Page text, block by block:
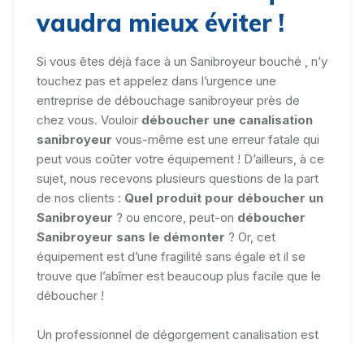
vaudra mieux éviter !
Si vous êtes déjà face à un Sanibroyeur bouché , n’y
touchez pas et appelez dans l’urgence une
entreprise de débouchage sanibroyeur près de
chez vous. Vouloir déboucher une canalisation
sanibroyeur vous-même est une erreur fatale qui
peut vous coûter votre équipement ! D’ailleurs, à ce
sujet, nous recevons plusieurs questions de la part
de nos clients : Quel produit pour déboucher un
Sanibroyeur ? ou encore, peut-on déboucher
Sanibroyeur sans le démonter ? Or, cet
équipement est d’une fragilité sans égale et il se
trouve que l’abîmer est beaucoup plus facile que le
déboucher !
Un professionnel de dégorgement canalisation est